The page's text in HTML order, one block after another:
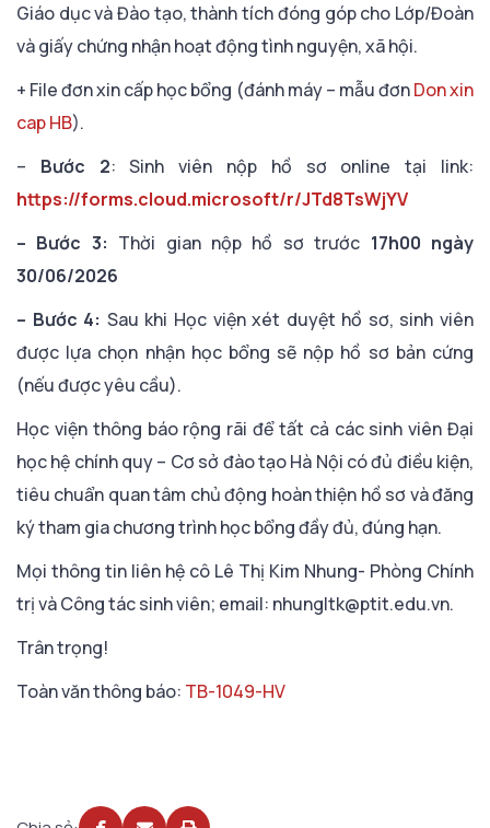
Giáo dục và Đào tạo, thành tích đóng góp cho Lớp/Đoàn
và giấy chứng nhận hoạt động tình nguyện, xã hội.
+ File đơn xin cấp học bổng (đánh máy – mẫu đơnDon xin
cap HB).
– Bước 2: Sinh viên nộp hồ sơ online tại link:
https://forms.cloud.microsoft/r/JTd8TsWjYV
– Bước 3: Thời gian nộp hồ sơ trước 17h00 ngày
30/06/2026
– Bước 4: Sau khi Học viện xét duyệt hồ sơ, sinh viên
được lựa chọn nhận học bổng sẽ nộp hồ sơ bản cứng
(nếu được yêu cầu).
Học viện thông báo rộng rãi để tất cả các sinh viên Đại
học hệ chính quy – Cơ sở đào tạo Hà Nội có đủ điều kiện,
tiêu chuẩn quan tâm chủ động hoàn thiện hồ sơ và đăng
ký tham gia chương trình học bổng đầy đủ, đúng hạn.
Mọi thông tin liên hệ cô Lê Thị Kim Nhung- Phòng Chính
trị và Công tác sinh viên; email: nhungltk@ptit.edu.vn.
Trân trọng!
Toàn văn thông báo: TB-1049-HV